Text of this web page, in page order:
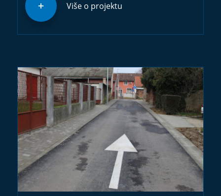
Više o projektu